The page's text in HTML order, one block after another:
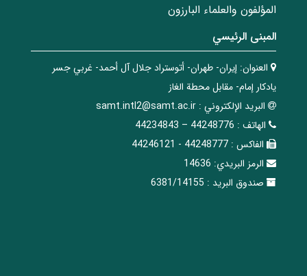
المؤلفون والعلماء البارزون
المبنی الرئيسي
العنوان: إيران- طهران- أتوستراد جلال آل أحمد- غربي جسر
يادكار إمام- مقابل محطة الغاز
البريد الإلکتروني : samt.intl2@samt.ac.ir
الهاتف : 44248776 – 44234843
الفاکس : 44248777 - 44246121
الرمز البريدي: 14636
صندوق البريد : 6381/14155